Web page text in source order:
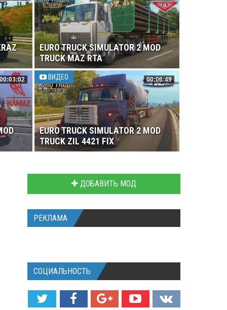
EURO TRUCK SIMULATOR 2 MOD
TRUCK MAZ RTA
00:03:02 ВИДЕО 00:06:49
EURO TRUCK SIMULATOR 2 MOD
TRUCK ZIL 4421 FIX
ДОБАВИТЬ МОД
РЕКЛАМА
СОЦИАЛЬНОСТЬ